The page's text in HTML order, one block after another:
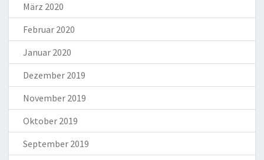
März 2020
Februar 2020
Januar 2020
Dezember 2019
November 2019
Oktober 2019
September 2019